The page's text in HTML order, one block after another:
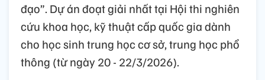
đạo”. Dự án đoạt giải nhất tại Hội thi nghiên
cứu khoa học, kỹ thuật cấp quốc gia dành
cho học sinh trung học cơ sở, trung học phổ
thông (từ ngày 20 - 22/3/2026).